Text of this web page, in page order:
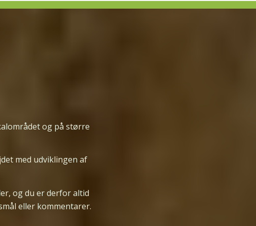
og på større
med udviklingen af
og du er derfor altid
eller kommentarer.